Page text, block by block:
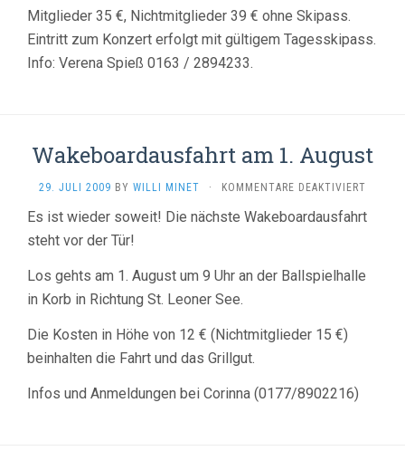
Mitglieder 35 €, Nichtmitglieder 39 € ohne Skipass.
Eintritt zum Konzert erfolgt mit gültigem Tagesskipass.
Info: Verena Spieß 0163 / 2894233.
Wakeboardausfahrt am 1. August
29. JULI 2009 BY WILLI MINET · KOMMENTARE DEAKTIVIERT
AM
Es ist wieder soweit! Die nächste Wakeboardausfahrt
steht vor der Tür!
Los gehts am 1. August um 9 Uhr an der Ballspielhalle
in Korb in Richtung St. Leoner See.
Die Kosten in Höhe von 12 € (Nichtmitglieder 15 €)
beinhalten die Fahrt und das Grillgut.
Infos und Anmeldungen bei Corinna (0177/8902216)